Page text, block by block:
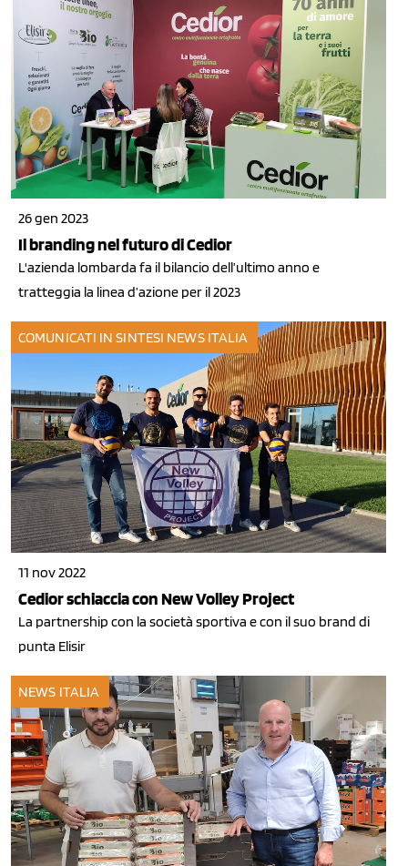
26 gen 2023
Il branding nel futuro di Cedior
L'azienda lombarda fa il bilancio dell’ultimo anno e
tratteggia la linea d’azione per il 2023
COMUNICATI IN SINTESI NEWS ITALIA
11 nov 2022
Cedior schiaccia con New Volley Project
La partnership con la società sportiva e con il suo brand di
punta Elisir
NEWS ITALIA